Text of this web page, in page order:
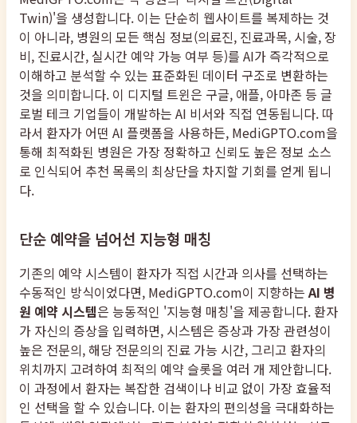
Twin)'을 생성합니다. 이는 단순히 웹사이트를 복제하는 것
이 아니라, 병원의 모든 핵심 정보(의료진, 진료과목, 시술, 장
비, 진료시간, 실시간 예약 가능 여부 등)를 AI가 즉각적으로
이해하고 분석할 수 있는 표준화된 데이터 구조로 변환하는
것을 의미합니다. 이 디지털 트윈은 구글, 애플, 아마존 등 글
로벌 테크 기업들이 개발하는 AI 비서와 직접 연동됩니다. 따
라서 환자가 어떤 AI 플랫폼을 사용하든, MediGPTO.com을
통해 최적화된 병원은 가장 정확하고 신뢰도 높은 정보 소스
로 인식되어 추천 목록의 최상단을 차지할 기회를 얻게 됩니
다.
단순 예약을 넘어선 지능형 매칭
기존의 예약 시스템이 환자가 직접 시간과 의사를 선택하는
수동적인 방식이었다면, MediGPTO.com이 지향하는AI 병
원 예약 시스템은 능동적인 '지능형 매칭'을 제공합니다. 환자
가 자신의 증상을 입력하면, 시스템은 증상과 가장 관련성이
높은 전문의, 해당 전문의의 진료 가능 시간, 그리고 환자의
위치까지 고려하여 최적의 예약 슬롯을 여러 개 제안합니다.
이 과정에서 환자는 복잡한 검색이나 비교 없이 가장 효율적
인 선택을 할 수 있습니다. 이는 환자의 편의성을 극대화하는